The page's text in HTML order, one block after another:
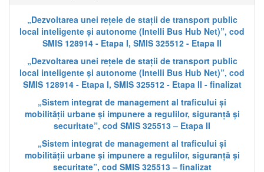
„Dezvoltarea unei rețele de stații de transport public
local inteligente și autonome (Intelli Bus Hub Net)”, cod
SMIS 128914 - Etapa I, SMIS 325512 - Etapa II
„Dezvoltarea unei rețele de stații de transport public
local inteligente și autonome (Intelli Bus Hub Net)”, cod
SMIS 128914 - Etapa I, SMIS 325512 - Etapa II - finalizat
„Sistem integrat de management al traficului și
mobilității urbane și impunere a regulilor, siguranță și
securitate”, cod SMIS 325513 – Etapa II
„Sistem integrat de management al traficului și
mobilității urbane și impunere a regulilor, siguranță și
securitate”, cod SMIS 325513 – finalizat